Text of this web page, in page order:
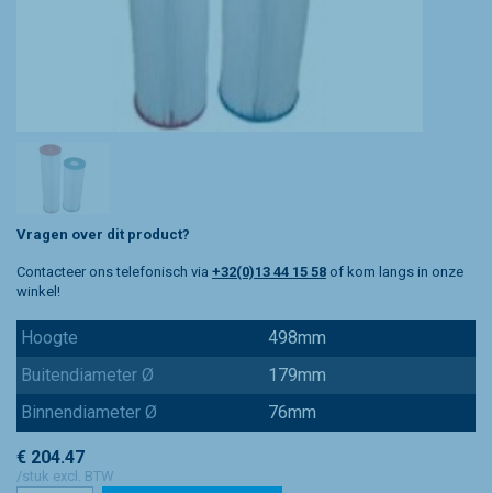
Vragen over dit product?
Contacteer ons telefonisch via +32(0)13 44 15 58 of kom langs in onze
winkel!
Hoogte
498mm
Buitendiameter Ø
179mm
Binnendiameter Ø
76mm
€ 204.47
/stuk excl. BTW